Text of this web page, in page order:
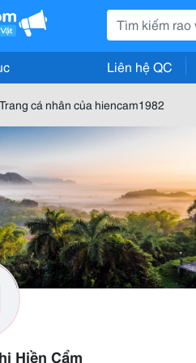
Liên hệ QC
Trang cá nhân của hiencam1982
Hiền Cẩm